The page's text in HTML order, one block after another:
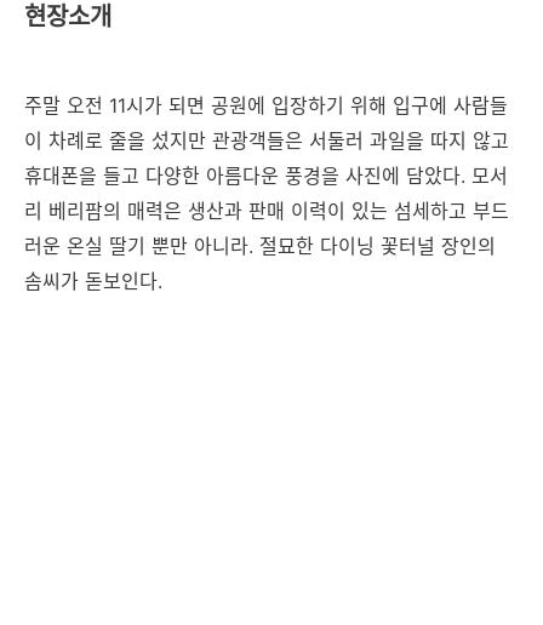
현장소개
주말 오전 11시가 되면 공원에 입장하기 위해 입구에 사람들
이 차례로 줄을 섰지만 관광객들은 서둘러 과일을 따지 않고
휴대폰을 들고 다양한 아름다운 풍경을 사진에 담았다. 모서
리 베리팜의 매력은 생산과 판매 이력이 있는 섬세하고 부드
러운 온실 딸기 뿐만 아니라. 절묘한 다이닝 꽃터널 장인의
솜씨가 돋보인다.